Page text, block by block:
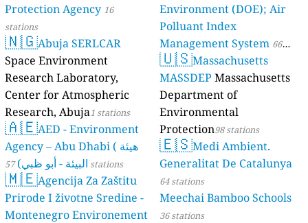
Protection Agency 16
stations
🇳🇬Abuja SERLCAR
Space Environment
Research Laboratory,
Center for Atmospheric
Research, Abuja1 stations
🇦🇪AED - Environment
Agency – Abu Dhabi ( هيئة
البيئة - أبو ظبي) 57 stations
🇲🇪Agencija Za Zaštitu
Prirode I životne Sredine -
Montenegro Environement
Environment (DOE); Air
Polluant Index
Management System 66
stations
🇺🇸Massachusetts
MASSDEP Massachusetts
Department of
Environmental
Protection98 stations
🇪🇸Medi Ambient.
Generalitat De Catalunya
64 stations
Meechai Bamboo Schools
36 stations